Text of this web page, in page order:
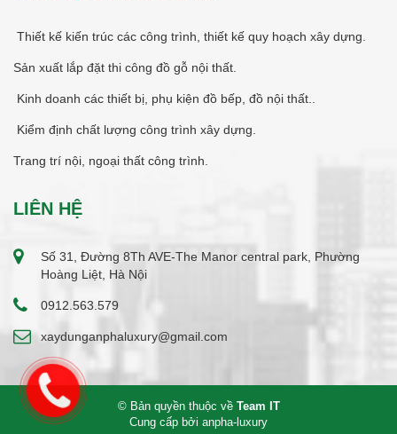
Thiết kế kiến trúc các công trình, thiết kế quy hoạch xây dựng.
Sản xuất lắp đặt thi công đồ gỗ nội thất.
Kinh doanh các thiết bị, phụ kiện đồ bếp, đồ nội thất..
Kiểm định chất lượng công trình xây dựng.
Trang trí nội, ngoại thất công trình.
LIÊN HỆ
Số 31, Đường 8Th AVE-The Manor central park, Phường
Hoàng Liệt, Hà Nội
0912.563.579
xaydunganphaluxury@gmail.com
© Bản quyền thuộc về Team IT
Cung cấp bởi anpha-luxury